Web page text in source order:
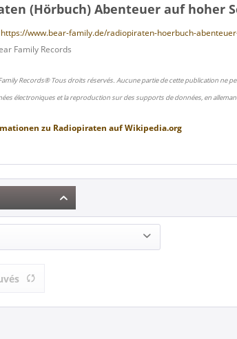
(Hörbuch) Abenteuer auf hoher
https://www.bear-family.de/radiopiraten-hoerbuch-
Family Records
Records® Tous droits réservés. Aucune partie de cette publication
électroniques et la reproduction sur des supports de données, en
zu Radiopiraten aufWikipedia.org